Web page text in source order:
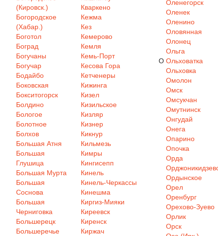
(Кировск.)
Богородское
(Хабар.)
Боготол
Боград
Богучаны
Богучар
Бодайбо
Боковская
Бокситогорск
Болдино
Бологое
Болотное
Болхов
Большая Атня
Большая
Глушица
Большая Мурта
Большая
Соснова
Большая
Черниговка
Большерецк
Большеречье
Кваркено
Кежма
Кез
Кемерово
Кемля
Кемь-Порт
Кесова Гора
Кетченеры
Кижинга
Кизел
Кизильское
Кизляр
Кизнер
Кикнур
Кильмезь
Кимры
Кингисепп
Кинель
Кинель-Черкассы
Кинешма
Киргиз-Мияки
Киреевск
Киренск
Киржач
О
Оленегорск
Оленек
Оленино
Оловянная
Олонец
Ольга
Ольховатка
Ольховка
Омолон
Омск
Омсукчан
Омутнинск
Онгудай
Онега
Опарино
Опочка
Орда
Ордынское
Орел
Оренбург
Орехово-Зуево
Орлик
Орск